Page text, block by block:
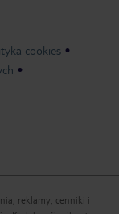
cookies
reklamy, cenniki i